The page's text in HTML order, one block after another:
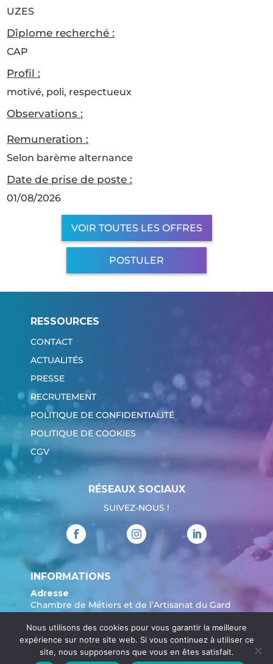
UZES
Dîplome recherché :
CAP
Profil :
motivé, poli, respectueux
Observations :
Remuneration :
Selon barème alternance
Date de prise de poste :
01/08/2026
VOIR TOUTES LES OFFRES
POSTULER
RESSOURCES
CONTACT
ACTUALITÉS
PRESSE
RECRUTEMENT
POLITIQUE DE CONFIDENTIALITÉ
POLITIQUE DE COOKIES
CGV
RÉSEAUX SOCIAUX
SUIVEZ-NOUS !
INFORMATIONS
Adresse
Chambre de Métiers et de l’Artisanat du Gard
904 Avenue Marechal Juin
30908 Nîmes
Tél. :04 66 62 80 00
Nous utilisons des cookies pour vous garantir la meilleure
expérience sur notre site web. Si vous continuez à utiliser ce
site, nous supposerons que vous en êtes satisfait.